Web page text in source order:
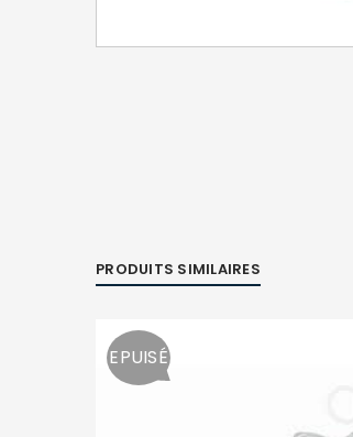
PRODUITS SIMILAIRES
EPUISÉ